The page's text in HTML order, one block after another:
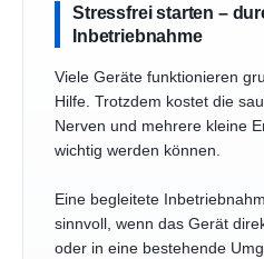
Stressfrei starten –
Inbetriebnahme
Viele Geräte funktionieren
Hilfe. Trotzdem kostet die
Nerven und mehrere kleine
wichtig werden können.
Eine begleitete
sinnvoll, wenn das Gerät
oder in eine bestehende